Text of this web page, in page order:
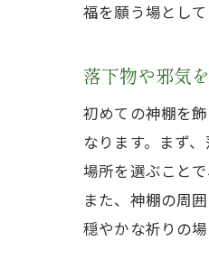
福を願う場として
落下物や邪気
初めての神棚を
なります。まず
場所を選ぶこと
また、神棚の周
穏やかな祈りの